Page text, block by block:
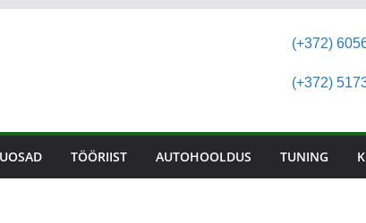
(+372)
(+372)
TÖÖRIIST AUTOHOOLDUS TUNING